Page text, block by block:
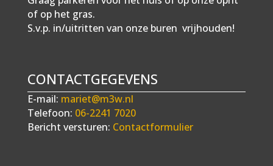
of op het gras.
S.v.p. in/uitritten van onze buren vrijhouden!
CONTACTGEGEVENS
E-mail: mariet@m3w.nl
Telefoon: 06-2241 7020
Bericht versturen: Contactformulier